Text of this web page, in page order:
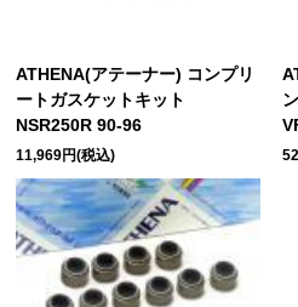
ATHENA(アテーナー) コンプリ
ートガスケットキット
NSR250R 90-96
11,969円(税込)